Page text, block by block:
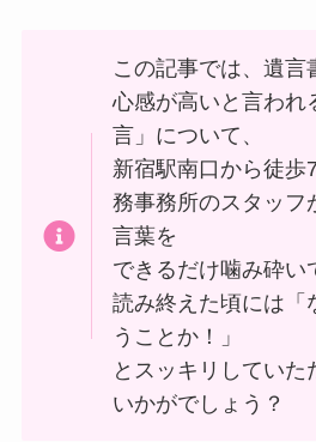
この記事では、遺言
心感が高いと言われ
言」について、
新宿駅南口から徒歩
務事務所のスタッフ
言葉を
できるだけ噛み砕い
読み終えた頃には「
うことか！」
とスッキリしていた
いかがでしょう？